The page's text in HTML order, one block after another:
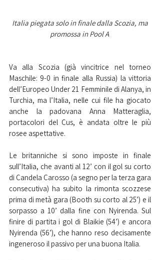
Italia piegata solo in finale dalla Scozia, ma
promossa in Pool A
Va alla Scozia (già vincitrice nel torneo
Maschile: 9-0 in finale alla Russia) la vittoria
dell’Europeo Under 21 Femminile di Alanya, in
Turchia, ma l’Italia, nelle cui file ha giocato
anche la padovana Anna Matteraglia,
portacolori del Cus, è andata oltre le più
rosee aspettative.
Le britanniche si sono imposte in finale
sull’Italia, che avanti al 12’ con il gol su corto
di Candela Carosso (a segno per la terza gara
consecutiva) ha subito la rimonta scozzese
prima di metà gara (Booth su corto al 25’) e il
sorpasso a 10’ dalla fine con Nyirenda. Sul
finire di partita i gol di Blaikie (54’) e ancora
Nyirenda (56’), che hanno reso decisamente
ingeneroso il passivo per una buona Italia.